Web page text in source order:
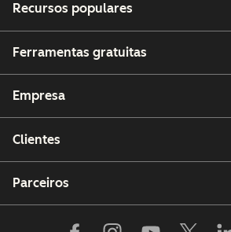
Recursos populares
Ferramentas gratuitas
Empresa
Clientes
Parceiros